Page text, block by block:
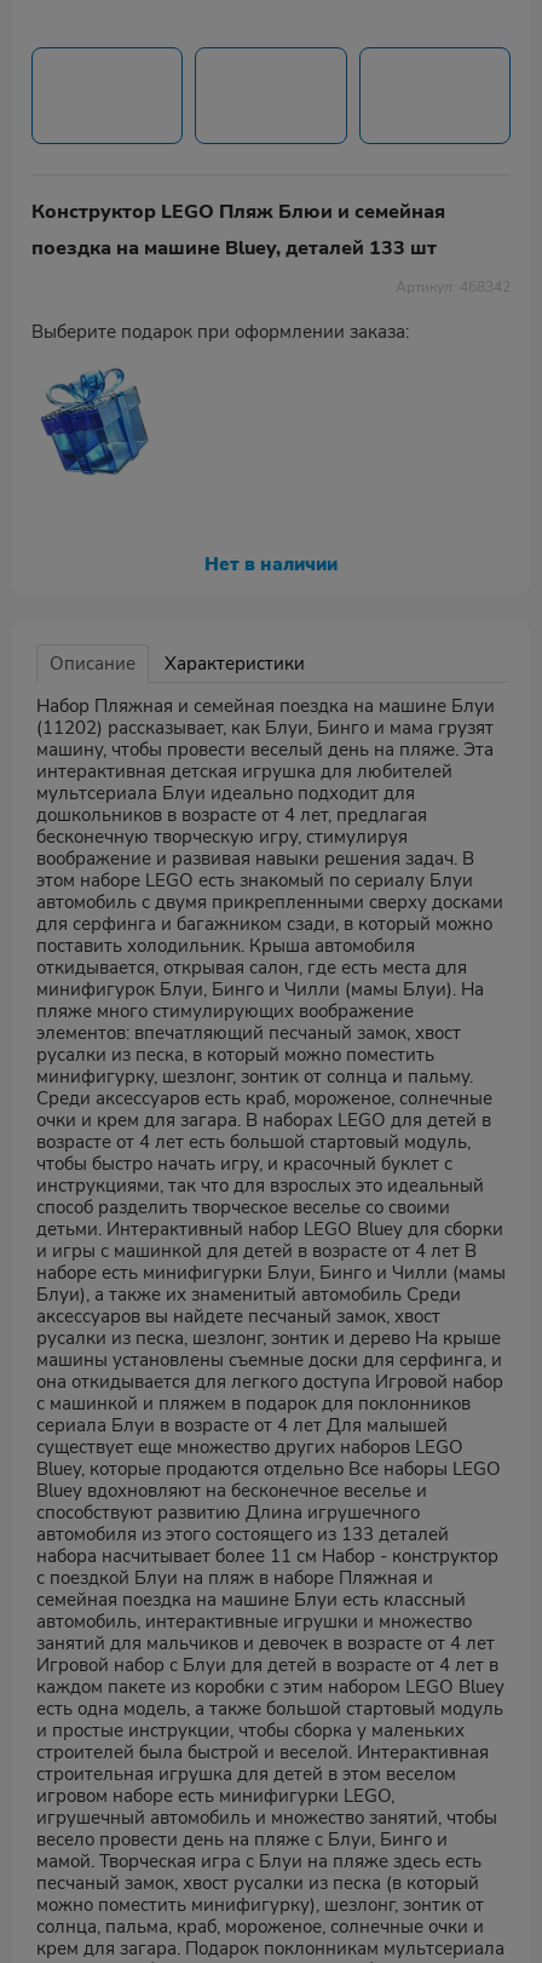
Конструктор LEGO Пляж Блюи и семейная
поездка на машине Bluey, деталей 133 шт
Артикул: 468342
Выберите подарок при оформлении заказа:
Нет в наличии
Описание
Характеристики
Набор Пляжная и семейная поездка на машине Блуи
(11202) рассказывает, как Блуи, Бинго и мама грузят
машину, чтобы провести веселый день на пляже. Эта
интерактивная детская игрушка для любителей
мультсериала Блуи идеально подходит для
дошкольников в возрасте от 4 лет, предлагая
бесконечную творческую игру, стимулируя
воображение и развивая навыки решения задач. В
этом наборе LEGO есть знакомый по сериалу Блуи
автомобиль с двумя прикрепленными сверху досками
для серфинга и багажником сзади, в который можно
поставить холодильник. Крыша автомобиля
откидывается, открывая салон, где есть места для
минифигурок Блуи, Бинго и Чилли (мамы Блуи). На
пляже много стимулирующих воображение
элементов: впечатляющий песчаный замок, хвост
русалки из песка, в который можно поместить
минифигурку, шезлонг, зонтик от солнца и пальму.
Среди аксессуаров есть краб, мороженое, солнечные
очки и крем для загара. В наборах LEGO для детей в
возрасте от 4 лет есть большой стартовый модуль,
чтобы быстро начать игру, и красочный буклет с
инструкциями, так что для взрослых это идеальный
способ разделить творческое веселье со своими
детьми. Интерактивный набор LEGO Bluey для сборки
и игры с машинкой для детей в возрасте от 4 лет В
наборе есть минифигурки Блуи, Бинго и Чилли (мамы
Блуи), а также их знаменитый автомобиль Среди
аксессуаров вы найдете песчаный замок, хвост
русалки из песка, шезлонг, зонтик и дерево На крыше
машины установлены съемные доски для серфинга, и
она откидывается для легкого доступа Игровой набор
с машинкой и пляжем в подарок для поклонников
сериала Блуи в возрасте от 4 лет Для малышей
существует еще множество других наборов LEGO
Bluey, которые продаются отдельно Все наборы LEGO
Bluey вдохновляют на бесконечное веселье и
способствуют развитию Длина игрушечного
автомобиля из этого состоящего из 133 деталей
набора насчитывает более 11 см Набор - конструктор
с поездкой Блуи на пляж в наборе Пляжная и
семейная поездка на машине Блуи есть классный
автомобиль, интерактивные игрушки и множество
занятий для мальчиков и девочек в возрасте от 4 лет
Игровой набор с Блуи для детей в возрасте от 4 лет в
каждом пакете из коробки с этим набором LEGO Bluey
есть одна модель, а также большой стартовый модуль
и простые инструкции, чтобы сборка у маленьких
строителей была быстрой и веселой. Интерактивная
строительная игрушка для детей в этом веселом
игровом наборе есть минифигурки LEGO,
игрушечный автомобиль и множество занятий, чтобы
весело провести день на пляже с Блуи, Бинго и
мамой. Творческая игра с Блуи на пляже здесь есть
песчаный замок, хвост русалки из песка (в который
можно поместить минифигурку), шезлонг, зонтик от
солнца, пальма, краб, мороженое, солнечные очки и
крем для загара. Подарок поклонникам мультсериала